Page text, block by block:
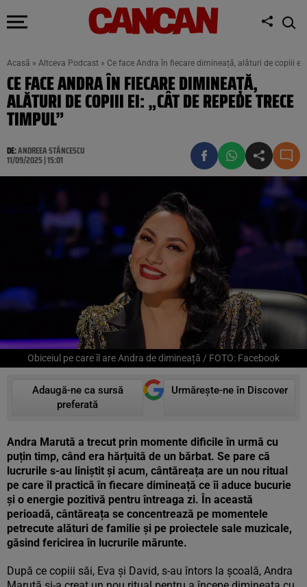
Acasă » Altceva Podcast » Ce face Andra în fiecare dimineață, alături de copiii ei:
CE FACE ANDRA ÎN FIECARE DIMINEAȚĂ,
ALĂTURI DE COPIII EI: „CÂT DE REPEDE TRECE
TIMPUL”
DE:ANDREEA STĂNCESCU
11/09/2025 | 15:01
Obiceiul pe care îl are Andra de dimineață / FOTO: Facebook
Adaugă-ne ca sursă
preferată
Urmărește-ne în Discover
Andra Marută a trecut prin momente dificile în urmă cu
puțin timp, când era hărțuită de un bărbat. Se pare că
lucrurile s-au liniștit și acum, cântăreața are un nou ritual
pe care îl practică în fiecare dimineață ce îi aduce bucurie
și o energie pozitivă pentru întreaga zi. În această
perioadă, cântăreața se concentrează pe momentele
petrecute alături de familie și pe proiectele sale muzicale,
găsind fericirea în lucrurile mărunte.
După ce copiii săi, Eva și David, s-au întors la școală, Andra